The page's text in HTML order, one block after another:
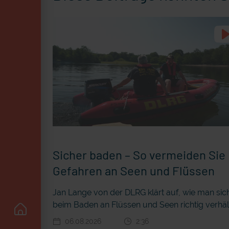
Sicher baden – So vermeiden Sie
Gefahren an Seen und Flüssen
Jan Lange von der DLRG klärt auf, wie man
beim Baden an Flüssen und Seen richtig
06.08.2026 2:36